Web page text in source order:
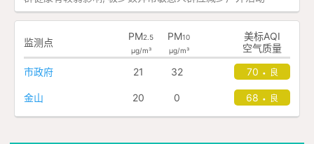
监测点
PM2.5
μg/m³
PM10
μg/m³
美标AQI
空气质量
市政府
金山
21
20
32
0
70 • 良
68 • 良